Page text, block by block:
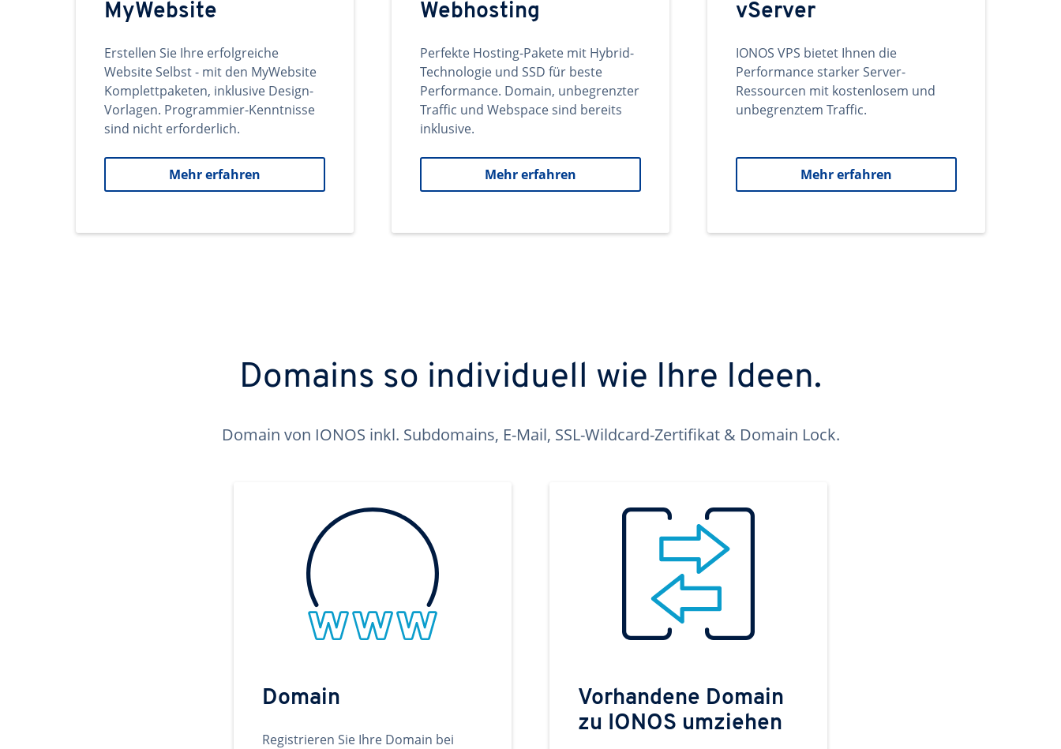
MyWebsite
Erstellen Sie Ihre erfolgreiche
Website Selbst - mit den MyWebsite
Komplettpaketen, inklusive Design-
Vorlagen. Programmier-Kenntnisse
sind nicht erforderlich.
Mehr erfahren
Webhosting
Perfekte Hosting-Pakete mit Hybrid-
Technologie und SSD für beste
Performance. Domain, unbegrenzter
Traffic und Webspace sind bereits
inklusive.
Mehr erfahren
vServer
IONOS VPS bietet Ihnen die
Performance starker Server-
Ressourcen mit kostenlosem und
unbegrenztem Traffic.
Mehr erfahren
Domains so individuell wie Ihre Ideen.
Domain von IONOS inkl. Subdomains, E-Mail, SSL-Wildcard-Zertifikat & Domain Lock.
Domain
Registrieren Sie Ihre Domain bei
Vorhandene Domain
zu IONOS umziehen